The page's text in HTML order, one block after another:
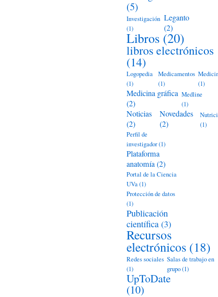
(5)
Investigación
(1)
Leganto
(2)
Libros (20)
libros electrónicos
(14)
Logopedia
(1)
Medicamentos
(1)
(1)
Medicina gráfica
(2)
Medline
(1)
Noticias
(2)
Novedades
(2)
(1)
Perfil de
investigador(1)
Plataforma
anatomía(2)
Portal de la Ciencia
UVa(1)
Protección de datos
(1)
Publicación
científica (3)
Recursos
electrónicos (18)
Redes sociales
(1)
Salas de trabajo en
grupo(1)
UpToDate
(10)